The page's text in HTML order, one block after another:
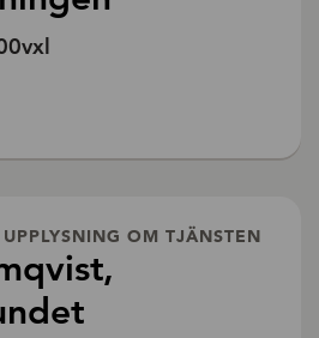
UPPLYSNING OM TJÄNSTEN